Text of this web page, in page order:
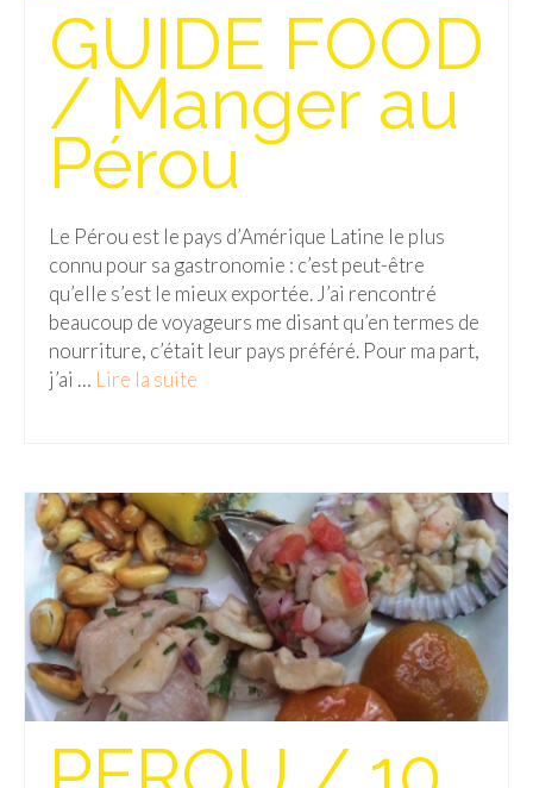
Royaume-Uni
GUIDES FOOD
ALLEMAGNE
– Berlin
BOLIVIE
– Sucre
CHILI
– Guilin
– Xi’an
CORÉE DU SUD
– Séoul
DANEMARK
– Copenhague
GUIDE FOOD
/ Manger au
Pérou
Le Pérou est le pays d’Amérique Latine le plus
connu pour sa gastronomie : c’est peut-être
qu’elle s’est le mieux exportée. J’ai rencontré
beaucoup de voyageurs me disant qu’en termes de
nourriture, c’était leur pays préféré. Pour ma part,
j’ai … Lire la suite­­